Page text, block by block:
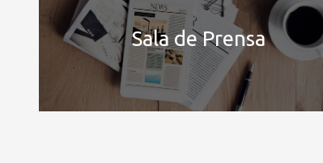
Sala de Prensa